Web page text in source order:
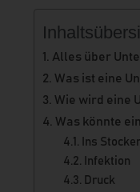
Alles über
Was ist eine
Wie wird eine
Was könnte
Ins
Infektion
Druck